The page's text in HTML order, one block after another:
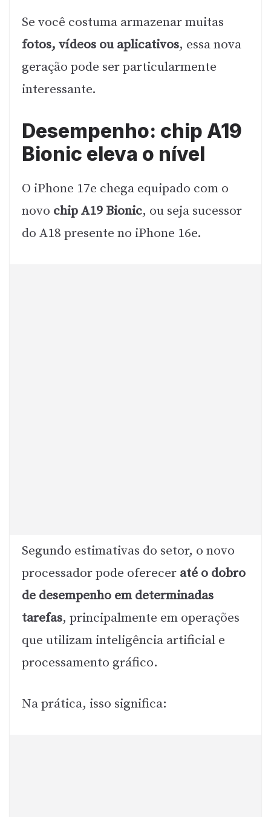
Se você costuma armazenar muitas
fotos, vídeos ou aplicativos, essa nova
geração pode ser particularmente
interessante.
Desempenho: chip A19
Bionic eleva o nível
O iPhone 17e chega equipado com o
novo chip A19 Bionic, ou seja sucessor
do A18 presente no iPhone 16e.
Segundo estimativas do setor, o novo
processador pode oferecer até o dobro
de desempenho em determinadas
tarefas, principalmente em operações
que utilizam inteligência artificial e
processamento gráfico.
Na prática, isso significa: